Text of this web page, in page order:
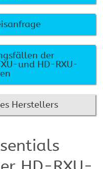
der
und HD-RXU-
Herstellers